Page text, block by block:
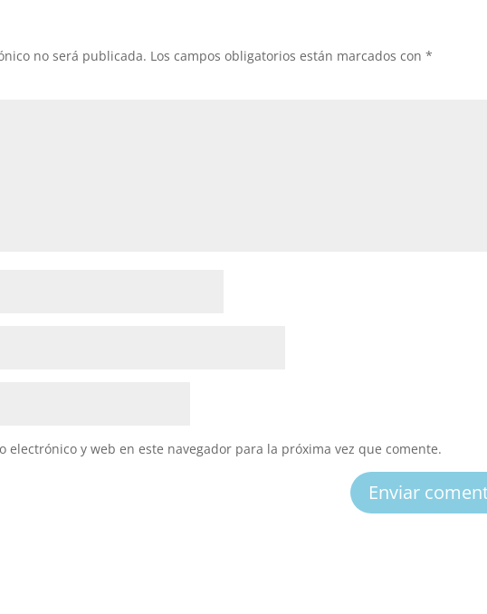
no será publicada. Los campos obligatorios están marcados con*
electrónico y web en este navegador para la próxima vez que comente.